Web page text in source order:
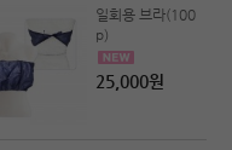
일회용 브라(100
p)
25,000원